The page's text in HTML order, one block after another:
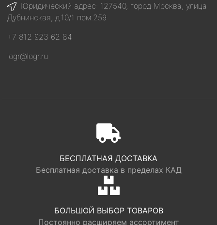
Юридический адрес: 127540, город Москва, улица
Дубнинская, д.10/1 пом.259
+7 812 923 62 84
logr@logr.ru
БЕСПЛАТНАЯ ДОСТАВКА
Бесплатная доставка в пределах КАД
БОЛЬШОЙ ВЫБОР ТОВАРОВ
Постоянно расширяем ассортимент